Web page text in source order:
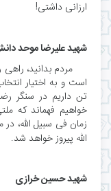
ارزانی داشتی!
شهید علیرضا موحد
مردم بدانید، راهى
است و به اختیار
تن داریم در سنگر
خواهیم فهماند که
زمان فى سبیل الله،
الله پیروز خواهد شد.
شهید حسین خرازی